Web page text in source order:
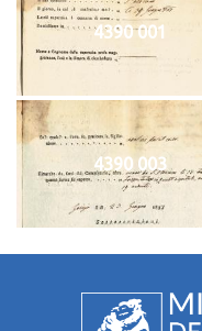
4390 001
4390 003